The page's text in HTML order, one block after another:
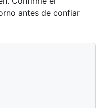
antes de confiar